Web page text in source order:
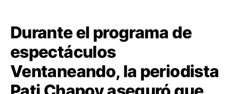
Durante el programa de
espectáculos
Ventaneando, la periodista